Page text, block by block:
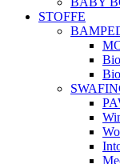
STOFFE